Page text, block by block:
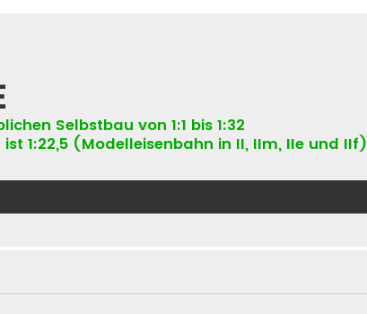
Selbstbau von 1:1 bis 1:32
1:22,5 (Modelleisenbahn in II, IIm, IIe und IIf)